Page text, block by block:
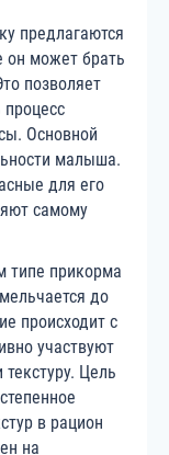
предлагаются
он может брать
позволяет
Основной
малыша.
для его
самому
типе прикорма
до
происходит с
участвуют
Цель
в рацион
на